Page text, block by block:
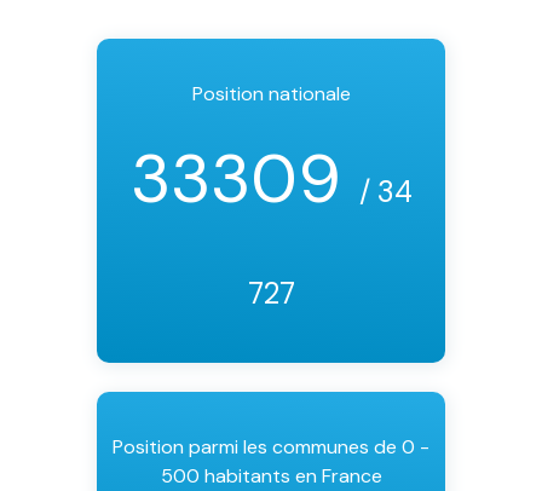
Position nationale
33309 / 34
727
Position parmi les communes de 0 -
500 habitants en France